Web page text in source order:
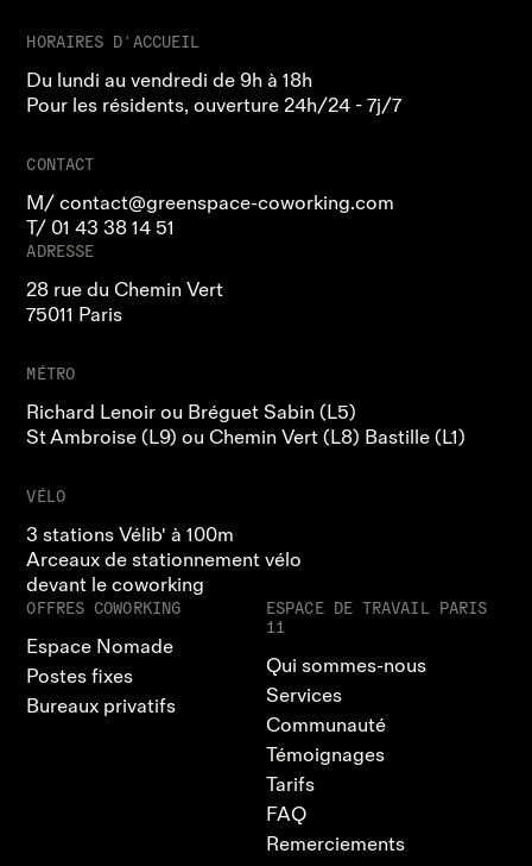
HORAIRES D'ACCUEIL
Du lundi au vendredi de 9h à 18h
Pour les résidents, ouverture 24h/24 - 7j/7
CONTACT
M/contact@greenspace-coworking.com
T/ 01 43 38 14 51
ADRESSE
28 rue du Chemin Vert
75011 Paris
MÉTRO
Richard Lenoir ou Bréguet Sabin (L5)
St Ambroise (L9) ou Chemin Vert (L8) Bastille (L1)
VÉLO
3 stations Vélib' à 100m
Arceaux de stationnement vélo
devant le coworking
OFFRES COWORKING
Espace Nomade
Postes fixes
Bureaux privatifs
ESPACE DE TRAVAIL PARIS
11
Qui sommes-nous
Services
Communauté
Témoignages
Tarifs
FAQ
Remerciements